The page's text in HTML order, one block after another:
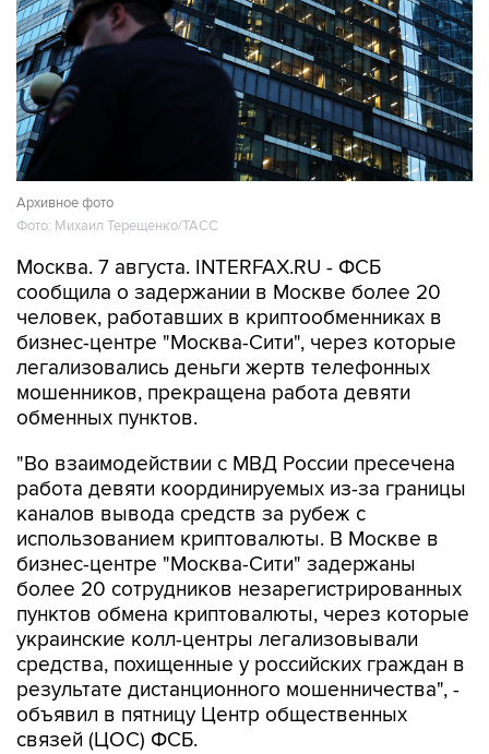
Архивное фото
Фото: Михаил Терещенко/ТАСС
Москва. 7 августа. INTERFAX.RU - ФСБ
сообщила о задержании в Москве более 20
человек, работавших в криптообменниках в
бизнес-центре "Москва-Сити", через которые
легализовались деньги жертв телефонных
мошенников, прекращена работа девяти
обменных пунктов.
"Во взаимодействии с МВД России пресечена
работа девяти координируемых из-за границы
каналов вывода средств за рубеж с
использованием криптовалюты. В Москве в
бизнес-центре "Москва-Сити" задержаны
более 20 сотрудников незарегистрированных
пунктов обмена криптовалюты, через которые
украинские колл-центры легализовывали
средства, похищенные у российских граждан в
результате дистанционного мошенничества", -
объявил в пятницу Центр общественных
связей (ЦОС) ФСБ.